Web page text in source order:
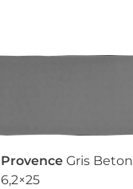
ProvenceGris Beton
6,2×25